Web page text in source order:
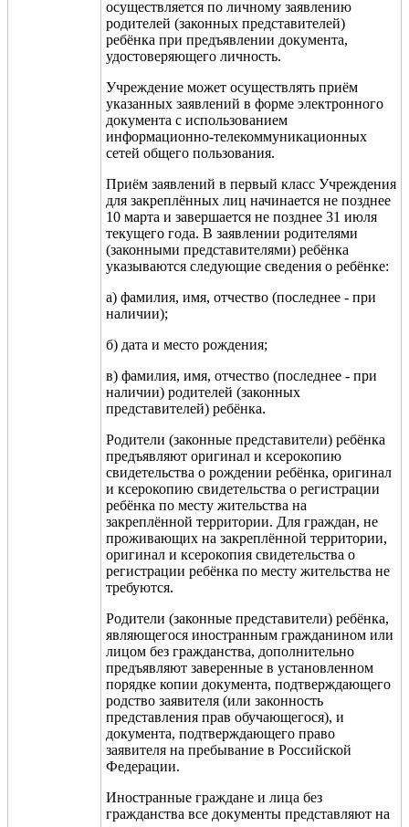
осуществляется по личному заявлению
родителей (законных представителей)
ребёнка при предъявлении документа,
удостоверяющего личность.
Учреждение может осуществлять приём
указанных заявлений в форме электронного
документа с использованием
информационно-телекоммуникационных
сетей общего пользования.
Приём заявлений в первый класс Учреждения
для закреплённых лиц начинается не позднее
10 марта и завершается не позднее 31 июля
текущего года. В заявлении родителями
(законными представителями) ребёнка
указываются следующие сведения о ребёнке:
а) фамилия, имя, отчество (последнее - при
наличии);
б) дата и место рождения;
в) фамилия, имя, отчество (последнее - при
наличии) родителей (законных
представителей) ребёнка.
Родители (законные представители) ребёнка
предъявляют оригинал и ксерокопию
свидетельства о рождении ребёнка, оригинал
и ксерокопию свидетельства о регистрации
ребёнка по месту жительства на
закреплённой территории. Для граждан, не
проживающих на закреплённой территории,
оригинал и ксерокопия свидетельства о
регистрации ребёнка по месту жительства не
требуются.
Родители (законные представители) ребёнка,
являющегося иностранным гражданином или
лицом без гражданства, дополнительно
предъявляют заверенные в установленном
порядке копии документа, подтверждающего
родство заявителя (или законность
представления прав обучающегося), и
документа, подтверждающего право
заявителя на пребывание в Российской
Федерации.
Иностранные граждане и лица без
гражданства все документы представляют на